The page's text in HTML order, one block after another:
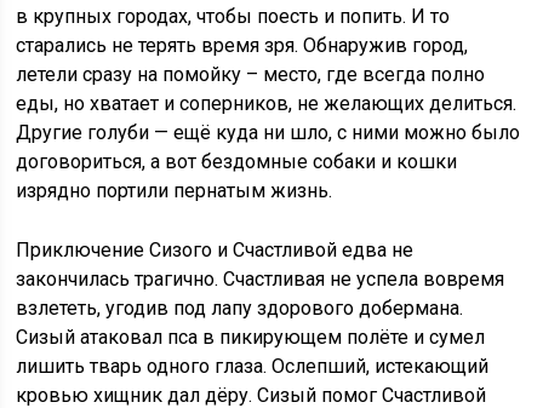
в крупных городах, чтобы поесть и попить. И то
старались не терять время зря. Обнаружив город,
летели сразу на помойку – место, где всегда полно
еды, но хватает и соперников, не желающих делиться.
Другие голуби — ещё куда ни шло, с ними можно было
договориться, а вот бездомные собаки и кошки
изрядно портили пернатым жизнь.
Приключение Сизого и Счастливой едва не
закончилась трагично. Счастливая не успела вовремя
взлететь, угодив под лапу здорового добермана.
Сизый атаковал пса в пикирующем полёте и сумел
лишить тварь одного глаза. Ослепший, истекающий
кровью хищник дал дёру. Сизый помог Счастливой